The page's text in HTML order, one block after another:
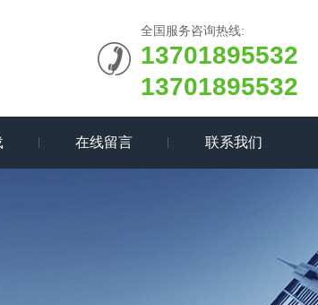
全国服务咨询热线:
13701895532
13701895532
在线留言 联系我们